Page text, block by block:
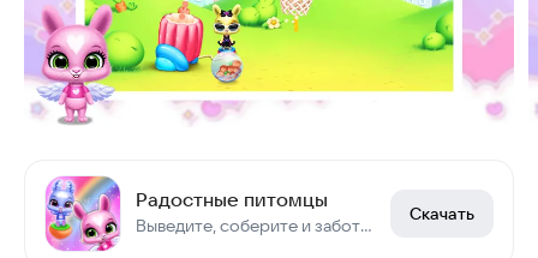
Радостные питомцы
Выведите, соберите и заботьтесь о своей команде домашних кроликов!
Скачать